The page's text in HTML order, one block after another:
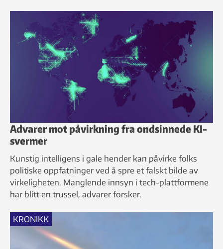
Advarer mot påvirkning fra ondsinnede KI-
svermer
Kunstig intelligens i gale hender kan påvirke folks
politiske oppfatninger ved å spre et falskt bilde av
virkeligheten. Manglende innsyn i tech-plattformene
har blitt en trussel, advarer forsker.
KRONIKK